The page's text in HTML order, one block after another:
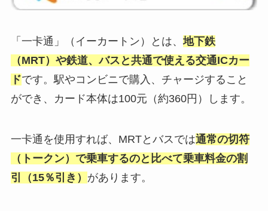
「一卡通」（イーカートン）とは、地下鉄
（MRT）や鉄道、バスと共通で使える交通ICカー
ドです。駅やコンビニで購入、チャージすること
ができ、カード本体は100元（約360円）します。
一卡通を使用すれば、MRTとバスでは通常の切符
（トークン）で乗車するのと比べて乗車料金の割
引（15％引き） があります。